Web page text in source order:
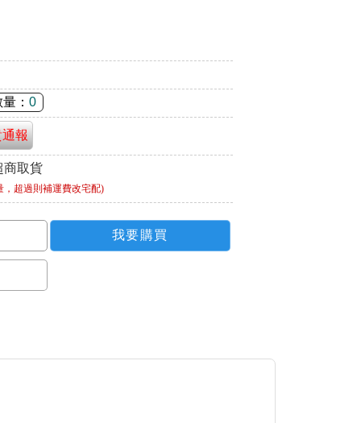
量：0
通報
商取貨
，超過則補運費改宅配)